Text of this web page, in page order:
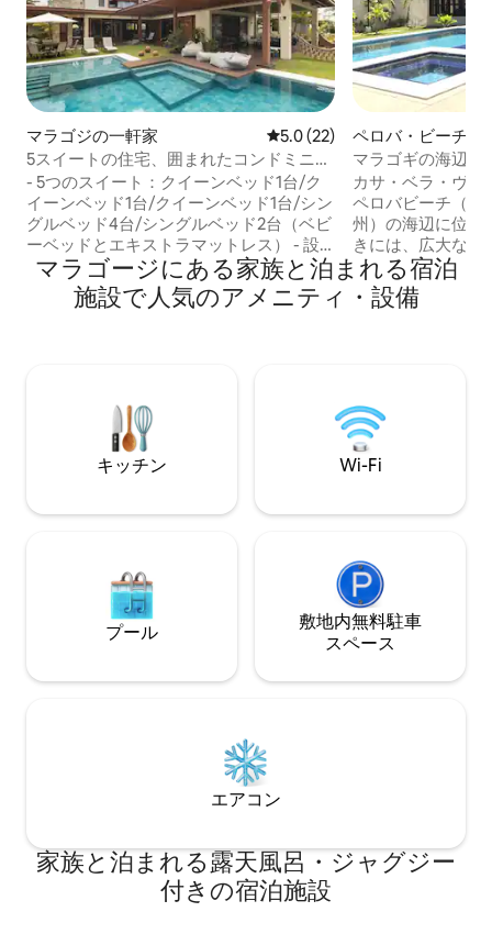
マラゴジの一軒家 レビュー22件、5つ星中5.0つ
5.0 (22)
5スイートの住宅、囲まれたコンドミニア
ム内
- 5つのスイート：クイーンベッド1台/ク
イーンベッド1台/クイーンベッド1台/シン
グルベッド4台/シングルベッド2台（ベビ
ーベッドとエキストラマットレス） - 設
備の整ったキッチン - バーベキュー、ワ
イン貯蔵庫、ビール醸造所、ピザオーブ
ンを備えたグルメエリア - 400本の完全な
サービス：24時間セキュリティ、アクセ
ス制御、ビーチテニスコート、子供用プ
レイグラウンド、パラソルサービス。
ペロバ・ビーチの
マラゴギの海辺に
カサ・ベラ・ヴィ
ペロバビーチ（マ
州）の海辺に位置
きには、広大な
形成され、人々
てサンゴ礁に到
この家には4つの
ューグリル、薪オ
す。キッチンヘル
フがすでに含まれ
マラゴージにある家族と泊まれる宿泊
施設で人気のアメニティ・設備
キッチン Wi-Fi
プール
敷地内無料駐⁠車
ス⁠ペ⁠ー⁠ス
エアコン
家族と泊まれる露天風呂・ジャグジー
付きの宿泊施設